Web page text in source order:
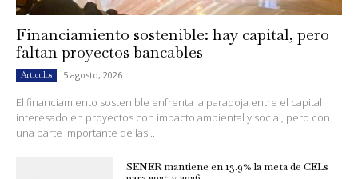
Financiamiento sostenible: hay capital, pero
faltan proyectos bancables
Artículos 5 agosto, 2026
El financiamiento sostenible enfrenta la paradoja entre el capital
interesado en proyectos con impacto ambiental y social, pero con
una parte importante de las...
SENER mantiene en 13.9% la meta de CELs